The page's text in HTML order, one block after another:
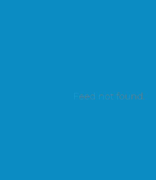
Feed not found.